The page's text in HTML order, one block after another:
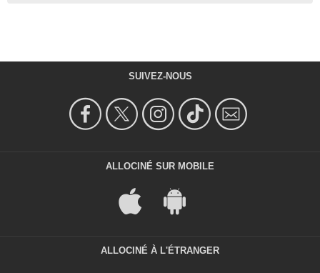
SUIVEZ-NOUS
ALLOCINÉ SUR MOBILE
ALLOCINÉ À L'ÉTRANGER